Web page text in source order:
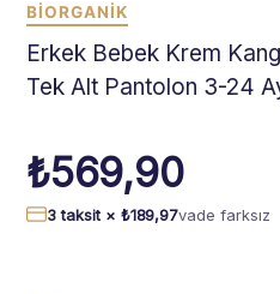
BIORGANIK
Erkek Bebek Krem
Tek Alt Pantolon 3-24
₺569,90
3 taksit × ₺189,97vade farksız